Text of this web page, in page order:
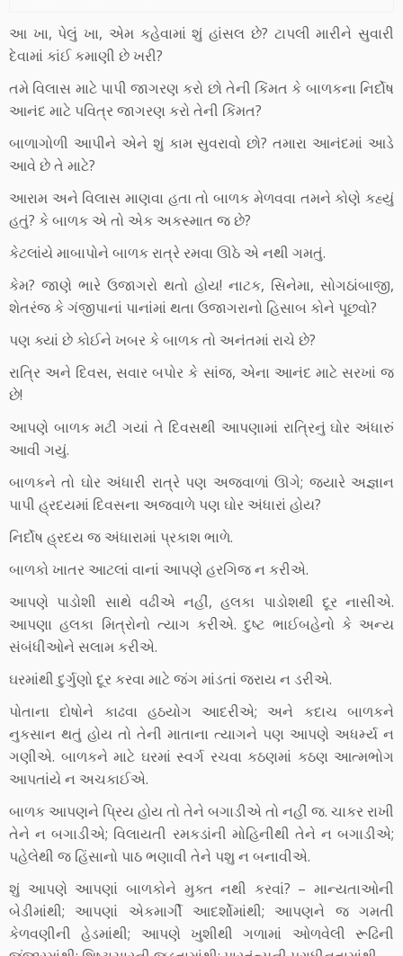
આ ખા, પેલું ખા, એમ કહેવામાં શું હાંસલ છે? ટાપલી મારીને સુવારી
દેવામાં કાંઈ કમાણી છે ખરી?
તમે વિલાસ માટે પાપી જાગરણ કરો છો તેની કિંમત કે બાળકના નિર્દોષ
આનંદ માટે પવિત્ર જાગરણ કરો તેની કિંમત?
બાળાગોળી આપીને એને શું કામ સુવરાવો છો? તમારા આનંદમાં આડે
આવે છે તે માટે?
આરામ અને વિલાસ માણવા હતા તો બાળક મેળવવા તમને કોણે કહ્યું
હતું? કે બાળક એ તો એક અકસ્માત જ છે?
કેટલાંયે માબાપોને બાળક રાત્રે રમવા ઊઠે એ નથી ગમતું.
કેમ? જાણે ભારે ઉજાગરો થતો હોય! નાટક, સિનેમા, સોગઠાંબાજી,
શેતરંજ કે ગંજીપાનાં પાનાંમાં થતા ઉજાગરાનો હિસાબ કોને પૂછવો?
પણ ક્યાં છે કોઈને ખબર કે બાળક તો અનંતમાં રાચે છે?
રાત્રિ અને દિવસ, સવાર બપોર કે સાંજ, એના આનંદ માટે સરખાં જ
છે!
આપણે બાળક મટી ગયાં તે દિવસથી આપણામાં રાત્રિનું ઘોર અંધારું
આવી ગયું.
બાળકને તો ઘોર અંધારી રાત્રે પણ અજવાળાં ઊગે; જ્યારે અજ્ઞાન
પાપી હ્રદયમાં દિવસના અજવાળે પણ ઘોર અંધારાં હોય?
નિર્દોષ હ્રદય જ અંધારામાં પ્રકાશ ભાળે.
બાળકો ખાતર આટલાં વાનાં આપણે હરગિજ ન કરીએ.
આપણે પાડોશી સાથે વઢીએ નહીં, હલકા પાડોશથી દૂર નાસીએ.
આપણા હલકા મિત્રોનો ત્યાગ કરીએ. દુષ્ટ ભાઈબહેનો કે અન્ય
સંબંધીઓને સલામ કરીએ.
ઘરમાંથી દુર્ગુણો દૂર કરવા માટે જંગ માંડતાં જરાય ન ડરીએ.
પોતાના દોષોને કાઢવા હઠયોગ આદરીએ; અને કદાચ બાળકને
નુકસાન થતું હોય તો તેની માતાના ત્યાગને પણ આપણે અધર્મ્ય ન
ગણીએ. બાળકને માટે ઘરમાં સ્વર્ગ રચવા કઠણમાં કઠણ આત્મભોગ
આપતાંયે ન અચકાઈએ.
બાળક આપણને પ્રિય હોય તો તેને બગાડીએ તો નહીં જ. ચાકર રાખી
તેને ન બગાડીએ; વિલાયતી રમકડાંની મોહિનીથી તેને ન બગાડીએ;
પહેલેથી જ હિંસાનો પાઠ ભણાવી તેને પશુ ન બનાવીએ.
શું આપણે આપણાં બાળકોને મુક્ત નથી કરવાં? – માન્યતાઓની
બેડીમાંથી; આપણાં એકમાર્ગી આદર્શોમાંથી; આપણને જ ગમતી
કેળવણીની હેડમાંથી; આપણે ખુશીથી ગળામાં ઓળવેલી રૂઢિની